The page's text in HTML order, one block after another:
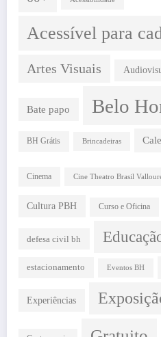
Acessível para
Artes Visuais
Bate papo Belo
BH Grátis Brincadeiras
Cinema Cine Theatro Brasil
Cultura PBH Curso e Oficina
defesa civil bh
estacionamento Eventos BH
Experiências